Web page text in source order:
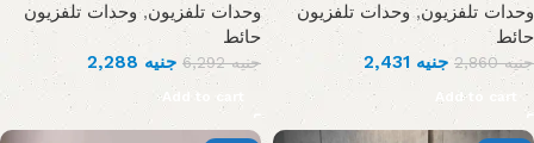
وحدات تلفزيون,وحدات تلفزيون
حائط
جنيه2,860 جنيه
Add to cart
وحدات تلفزيون,وحدات تلفزيون
حائط
جنيه6,292 جنيه
Add to cart